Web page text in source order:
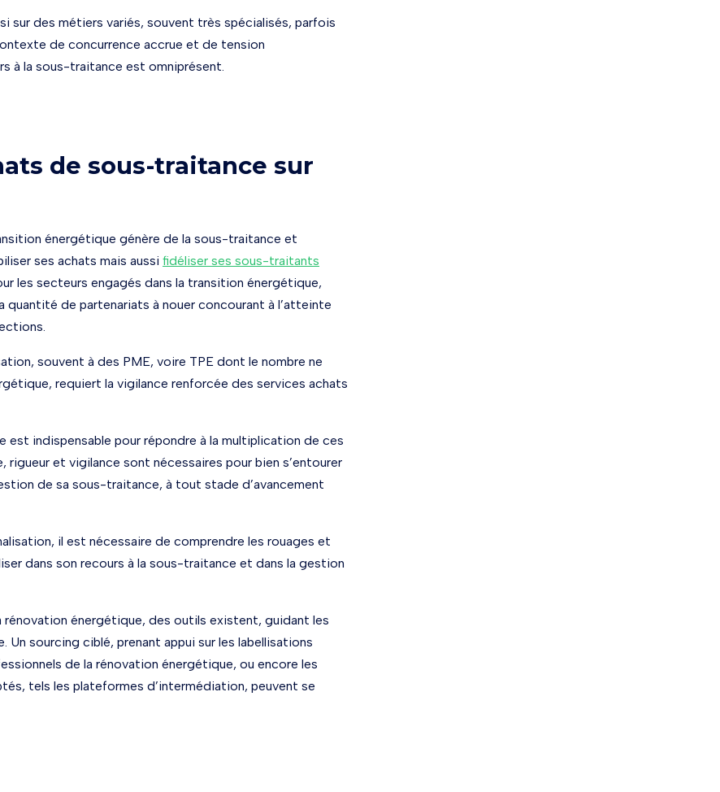
sur des métiers variés, souvent très spécialisés, parfois
de concurrence accrue et de tension
à la sous-traitance est omniprésent.
de sous-traitance sur
énergétique génère de la sous-traitance et
ses achats mais aussi fidéliser ses sous-traitants
les secteurs engagés dans la transition énergétique,
quantité de partenariats à nouer concourant à l’atteinte
souvent à des PME, voire TPE dont le nombre ne
requiert la vigilance renforcée des services achats
indispensable pour répondre à la multiplication de ces
et vigilance sont nécessaires pour bien s’entourer
de sa sous-traitance, à tout stade d’avancement
il est nécessaire de comprendre les rouages et
dans son recours à la sous-traitance et dans la gestion
rénovation énergétique, des outils existent, guidant les
sourcing ciblé, prenant appui sur les labellisations
de la rénovation énergétique, ou encore les
tels les plateformes d’intermédiation, peuvent se